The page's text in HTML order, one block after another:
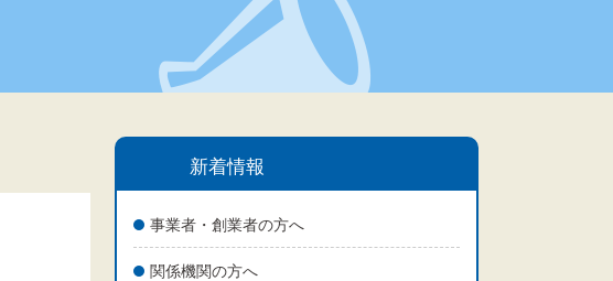
新着情報
事業者・創業者の方へ
関係機関の方へ